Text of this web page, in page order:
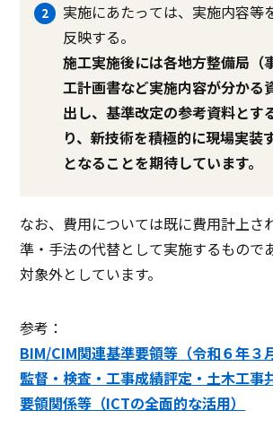
実施にあたっては、実施内容等
反映する。
施工実施後には各地方整備局（
工計画書など実施内容が分かる
出し、基準改定の参考資料とす
り、新技術を積極的に現場実装
となることを期待しています。
なお、費用については既に費用計上さ
準・手法の代替として実施するもので
対象外としています。
参考：
BIM/CIM関連基準要領等（令和６年３月
監督・検査・工事成績評定・土木工事
要領関係等（ICTの全面的な活用）